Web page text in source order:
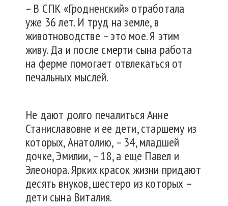
– В СПК «Гродненский» отработала
уже 36 лет. И труд на земле, в
животноводстве – это мое. Я этим
живу. Да и после смерти сына работа
на ферме помогает отвлекаться от
печальных мыслей.
Не дают долго печалиться Анне
Станиславовне и ее дети, старшему из
которых, Анатолию, – 34, младшей
дочке, Эмилии, – 18, а еще Павел и
Элеонора. Ярких красок жизни придают
десять внуков, шестеро из которых –
дети сына Виталия.